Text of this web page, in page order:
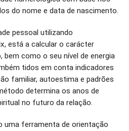
do nome e data de nascimento.
pessoal utilizando
está a calcular o carácter
bem como o seu nível de energia
tidos em conta indicadores
familiar, autoestima e padrões
determina os anos de
no futuro da relação.
uma ferramenta de orientação